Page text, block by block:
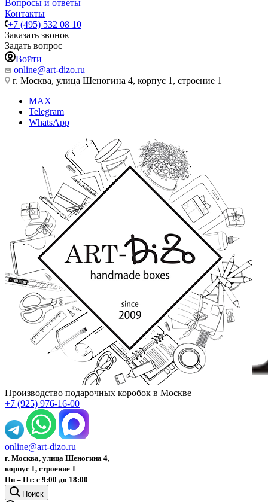
Вопросы и ответы
Контакты
+7 (495) 532 08 10
Заказать звонок
Задать вопрос
Войти
online@art-dizo.ru
г. Москва, улица Шеногина 4, корпус 1, строение 1
MAX
Telegram
WhatsApp
Производство подарочных коробок в Москве
+7 (925) 976-16-00
online@art-dizo.ru
г. Москва, улица Шеногина 4,
корпус 1, строение 1
Пн – Пт: с 9:00 до 18:00
Поиск